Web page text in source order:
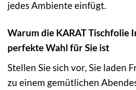
jedes Ambiente einfügt.
Warum die KARAT Tischfolie
perfekte Wahl für Sie ist
Stellen Sie sich vor, Sie laden
zu einem gemütlichen